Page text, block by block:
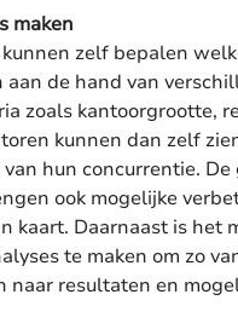
maken
zelf bepalen
de hand van
zoals kantoorgrootte,
kunnen dan zelf
hun concurrentie.
ook mogelijke
kaart. Daarnaast is het
te maken om zo
naar resultaten en